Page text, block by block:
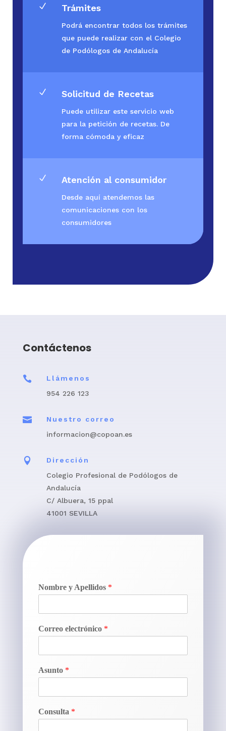
N Trámites
Podrá encontrar todos los trámites
que puede realizar con el Colegio
de Podólogos de Andalucía
N Solicitud de Recetas
Puede utilizar este servicio web
para la petición de recetas. De
forma cómoda y eficaz
N Atención al consumidor
Desde aquí atendemos las
comunicaciones con los
consumidores
Contáctenos

Llámenos
954 226 123

Nuestro correo
informacion@copoan.es

Dirección
Colegio Profesional de Podólogos de
Andalucía
C/ Albuera, 15 ppal
41001 SEVILLA
Nombre y Apellidos *
Correo electrónico *
Asunto *
Consulta *